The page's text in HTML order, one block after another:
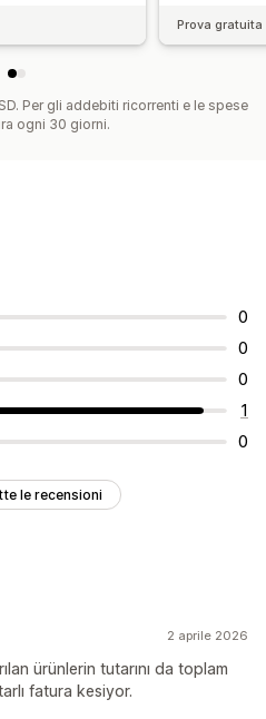
Prova
Per gli addebiti ricorrenti e le spese
ogni 30 giorni.
0
0
0
1
0
le recensioni
2 aprile 2026
ürünlerin tutarını da toplam
fatura kesiyor.